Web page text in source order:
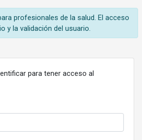
profesionales de la salud. El acceso
y la validación del usuario.
para tener acceso al